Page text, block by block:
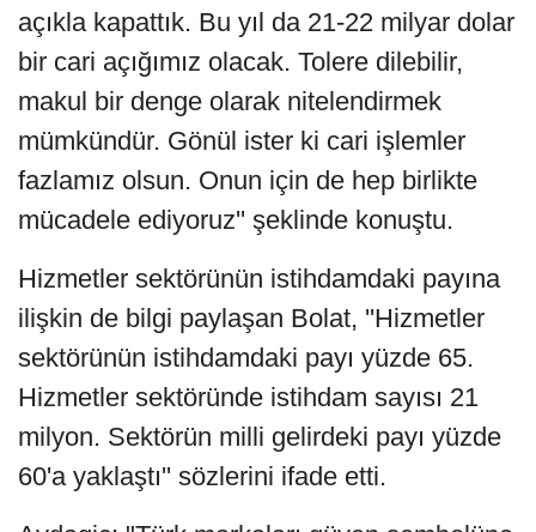
açıkla kapattık. Bu yıl da 21-22 milyar dolar
bir cari açığımız olacak. Tolere dilebilir,
makul bir denge olarak nitelendirmek
mümkündür. Gönül ister ki cari işlemler
fazlamız olsun. Onun için de hep birlikte
mücadele ediyoruz'' şeklinde konuştu.
Hizmetler sektörünün istihdamdaki payına
ilişkin de bilgi paylaşan Bolat, ''Hizmetler
sektörünün istihdamdaki payı yüzde 65.
Hizmetler sektöründe istihdam sayısı 21
milyon. Sektörün milli gelirdeki payı yüzde
60'a yaklaştı'' sözlerini ifade etti.